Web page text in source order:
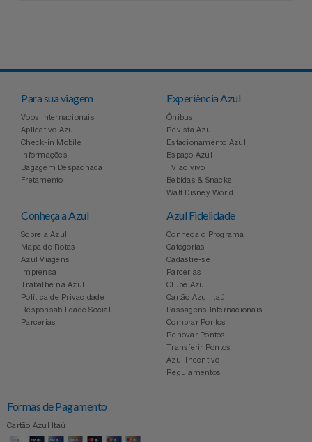
Para sua viagem
Voos Internacionais
Aplicativo Azul
Check-in Mobile
Informações
Bagagem Despachada
Fretamento
Experiência Azul
Ônibus
Revista Azul
Estacionamento Azul
Espaço Azul
TV ao vivo
Bebidas & Snacks
Walt Disney World
Conheça a Azul
Sobre a Azul
Mapa de Rotas
Azul Viagens
Imprensa
Trabalhe na Azul
Política de Privacidade
Responsabilidade Social
Parcerias
Azul Fidelidade
Conheça o Programa
Categorias
Cadastre-se
Parcerias
Clube Azul
Cartão Azul Itaú
Passagens Internacionais
Comprar Pontos
Renovar Pontos
Transferir Pontos
Azul Incentivo
Regulamentos
Formas de Pagamento
Cartão Azul Itaú